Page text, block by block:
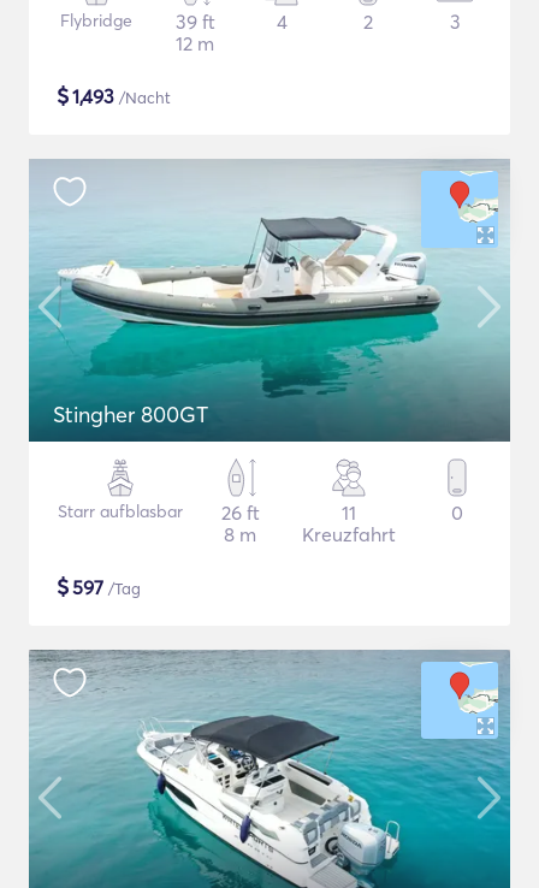
Flybridge
39 ft
12 m
4 2 3
$1,493 /Nacht
Stingher 800GT
Starr aufblasbar
26 ft
8 m
11
Kreuzfahrt
0
$597 /Tag